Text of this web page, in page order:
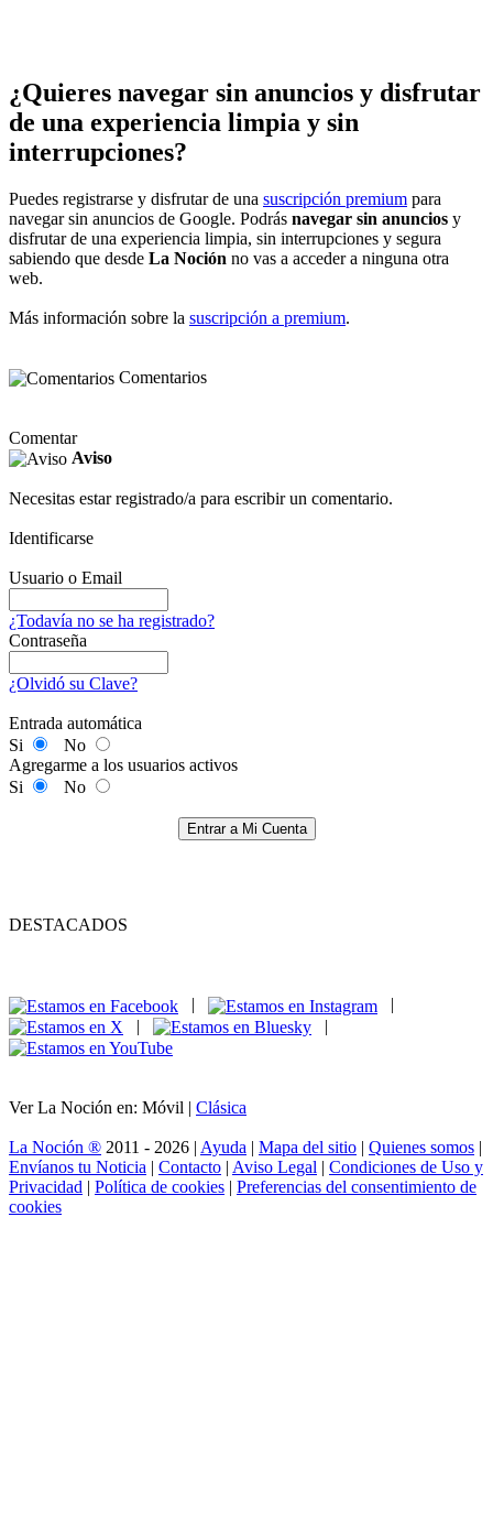
¿Quieres navegar sin anuncios y disfrutar
de una experiencia limpia y sin
interrupciones?
Puedes registrarse y disfrutar de una suscripción premium para
navegar sin anuncios de Google. Podrás navegar sin anuncios y
disfrutar de una experiencia limpia, sin interrupciones y segura
sabiendo que desde La Noción no vas a acceder a ninguna otra
web.
Más información sobre la suscripción a premium.
Comentarios
Comentar
Aviso
Necesitas estar registrado/a para escribir un comentario.
Identificarse
Usuario o Email
¿Todavía no se ha registrado?
Contraseña
¿Olvidó su Clave?
Entrada automática
Si
No
Agregarme a los usuarios activos
Si
No
Entrar a Mi Cuenta
DESTACADOS
|
|
Ver La Noción en: Móvil | Clásica
La Noción ® 2011 - 2026 | Ayuda | Mapa del sitio | Quienes somos |
Envíanos tu Noticia | Contacto | Aviso Legal | Condiciones de Uso y
Privacidad | Política de cookies | Preferencias del consentimiento de
cookies